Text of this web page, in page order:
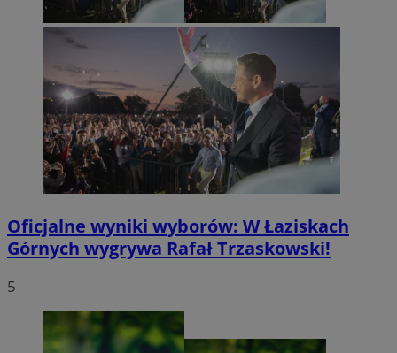
Oficjalne wyniki wyborów: W Łaziskach
Górnych wygrywa Rafał Trzaskowski!
5